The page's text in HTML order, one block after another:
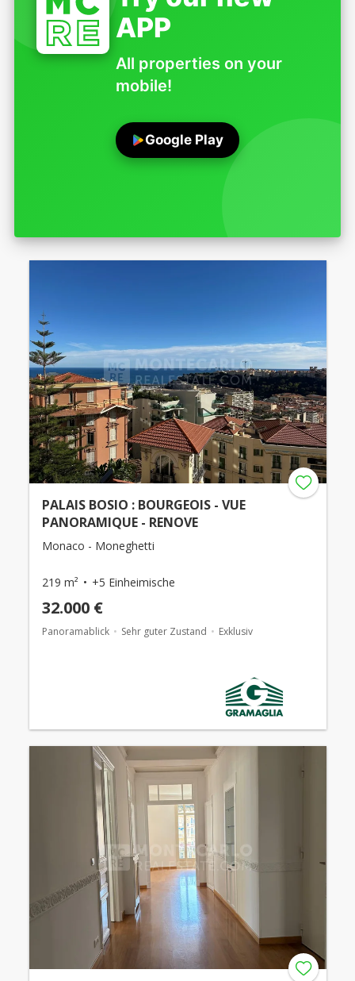
APP
All properties on your
mobile!
Google Play
PALAIS BOSIO : BOURGEOIS - VUE
PANORAMIQUE - RENOVE
Monaco - Moneghetti
219 m² +5 Einheimische
32.000 €
Panoramablick Sehr guter Zustand Exklusiv